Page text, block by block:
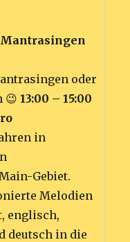
Mantrasingen
oder
😉13:00 – 15:00
in
Gebiet.
Melodien
englisch,
deutsch in die